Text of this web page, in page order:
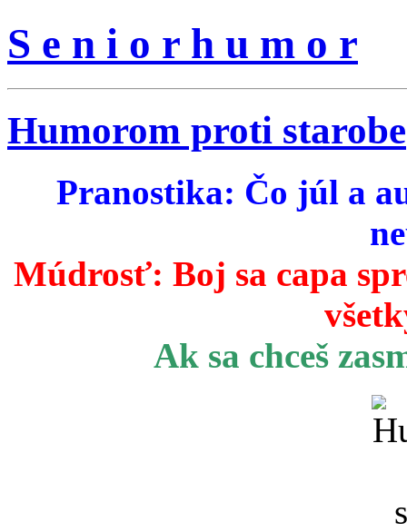
S e n i o r h u m o r
Humorom proti starobe
Pranostika: Čo júl a
Múdrosť: Boj sa capa
Ak sa chceš